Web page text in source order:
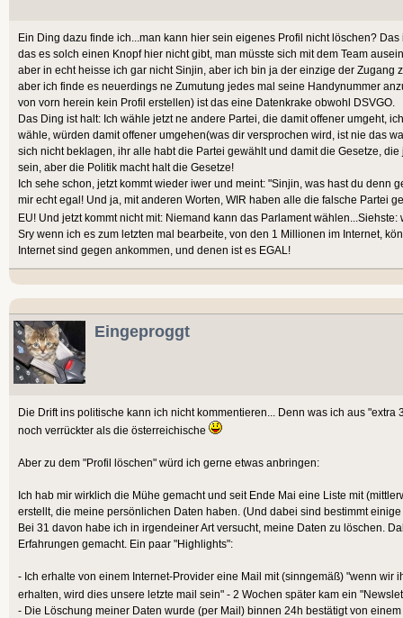
Ein Ding dazu finde ich...man kann hier sein eigenes Profil nicht löschen?
das es solch einen Knopf hier nicht gibt, man müsste sich mit dem Team
aber in echt heisse ich gar nicht Sinjin, aber ich bin ja der einzige der Zugang
aber ich finde es neuerdings ne Zumutung jedes mal seine Handynummer
von vorn herein kein Profil erstellen) ist das eine Datenkrake obwohl DSVGO.
Das Ding ist halt: Ich wähle jetzt ne andere Partei, die damit offener umgeht,
wähle, würden damit offener umgehen(was dir versprochen wird, ist nie das
sich nicht beklagen, ihr alle habt die Partei gewählt und damit die Gesetze,
sein, aber die Politik macht halt die Gesetze!
Ich sehe schon, jetzt kommt wieder iwer und meint: "Sinjin, was hast du denn
mir echt egal! Und ja, mit anderen Worten, WIR haben alle die falsche Partei
EU! Und jetzt kommt nicht mit: Niemand kann das Parlament
Sry wenn ich es zum letzten mal bearbeite, von den 1 Millionen im Internet,
Internet sind gegen ankommen, und denen ist es EGAL!
Eingeproggt
Die Drift ins politische kann ich nicht kommentieren... Denn was ich aus
noch verrückter als die österreichische
Aber zu dem "Profil löschen" würd ich gerne etwas anbringen:
Ich hab mir wirklich die Mühe gemacht und seit Ende Mai eine Liste mit
erstellt, die meine persönlichen Daten haben. (Und dabei sind bestimmt
Bei 31 davon habe ich in irgendeiner Art versucht, meine Daten zu löschen.
Erfahrungen gemacht. Ein paar "Highlights":
- Ich erhalte von einem Internet-Provider eine Mail mit (sinngemäß) "wenn wir
erhalten, wird dies unsere letzte mail sein" - 2 Wochen später kam ein
- Die Löschung meiner Daten wurde (per Mail) binnen 24h bestätigt von